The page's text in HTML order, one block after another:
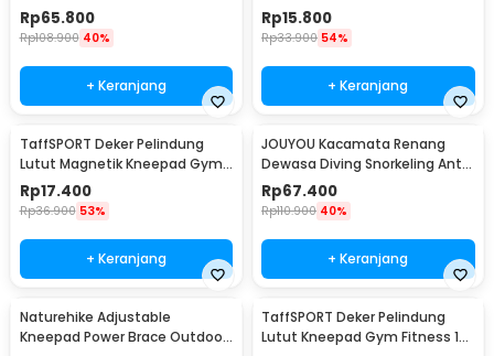
Protection - GOG-3610
Rp65.800
Rp108.900 40%
+ Keranjang
Fitness 1 Pair 70cm - A-7720
Rp15.800
Rp33.900 54%
+ Keranjang
TaffSPORT Deker Pelindung
Lutut Magnetik Kneepad Gym
Fitness 1 Pair 86cm - A-7720
Rp17.400
Rp36.900 53%
+ Keranjang
JOUYOU Kacamata Renang
Dewasa Diving Snorkeling Anti
Fog UV Protection - E0735
Rp67.400
Rp110.900 40%
+ Keranjang
Naturehike Adjustable
Kneepad Power Brace Outdoor
TaffSPORT Deker Pelindung
Lutut Kneepad Gym Fitness 1